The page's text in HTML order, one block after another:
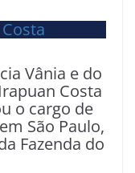
Vânia e do
Costa
o cargo de
São Paulo,
Fazenda do